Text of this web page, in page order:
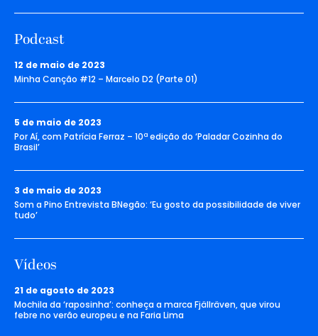
Podcast
12 de maio de 2023
Minha Canção #12 – Marcelo D2 (Parte 01)
5 de maio de 2023
Por Aí, com Patrícia Ferraz – 10ª edição do ‘Paladar Cozinha do
Brasil’
3 de maio de 2023
Som a Pino Entrevista BNegão: ‘Eu gosto da possibilidade de viver
tudo’
Vídeos
21 de agosto de 2023
Mochila da ‘raposinha’: conheça a marca Fjällräven, que virou
febre no verão europeu e na Faria Lima